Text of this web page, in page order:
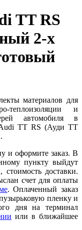
TT RS
2-х
материалов для
теплоизоляции и
автомобиля в
Audi TT RS (Ауди ТТ
и оформите заказ. В
пункту выйдут
стоимость доставки.
счет для оплаты
. Оплаченный заказ
пленку и
дня на терминал
или в ближайшее